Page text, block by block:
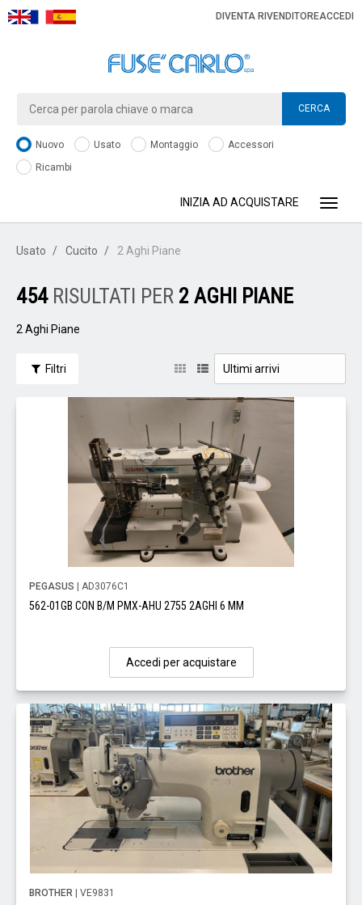
DIVENTA RIVENDITOREACCEDI
CERCA
Nuovo Usato Montaggio
Accessori
Ricambi
INIZIA AD ACQUISTARE
Usato Cucito 2 Aghi Piane
454 RISULTATI PER 2 AGHI PIANE
2 Aghi Piane
Filtri
PEGASUS | AD3076C1
562-01GB CON B/M PMX-AHU 2755 2AGHI 6 MM
Accedi per acquistare
BROTHER | VE9831